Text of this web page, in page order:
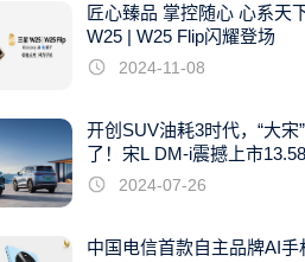
匠心臻品 掌控随心 心系天
W25 | W25 Flip闪耀登场
2024-11-08
开创SUV油耗3时代，“大宋
了！宋L DM-i震撼上市
起
2024-07-26
中国电信首款自主品牌AI手